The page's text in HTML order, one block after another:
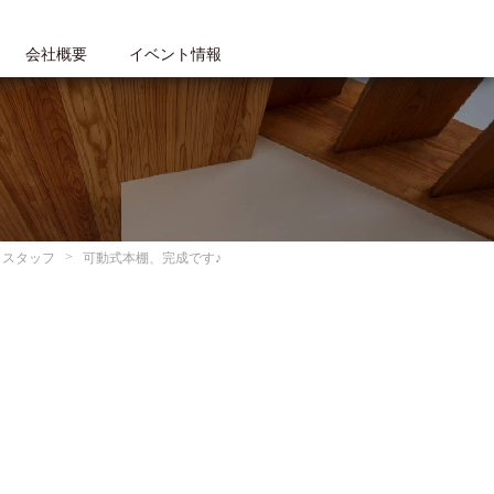
会社概要 イベント情報
スタッフ 可動式本棚、完成です♪